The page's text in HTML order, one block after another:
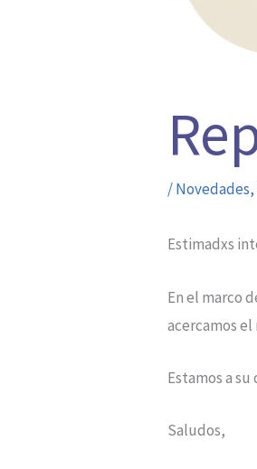
/Novedades,
Estimadxs
En el marco
acercamos
Estamos a
Saludos,